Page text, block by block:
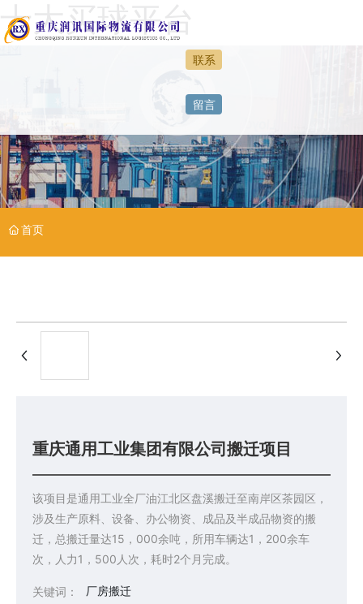
十大买球平台
特色运营
服务案例
人力资源
联系
留言
首页
重庆通用工业集团有限公司搬迁项目
该项目是通用工业全厂油江北区盘溪搬迁至南岸区茶园区，
涉及生产原料、设备、办公物资、成品及半成品物资的搬
迁，总搬迁量达15，000余吨，所用车辆达1，200余车
次，人力1，500人次，耗时2个月完成。
关键词：
厂房搬迁